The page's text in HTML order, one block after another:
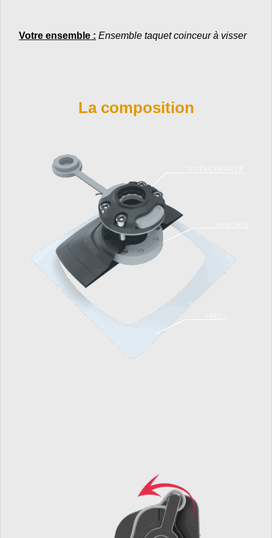
Votre ensemble : Ensemble taquet coinceur à visser
La composition